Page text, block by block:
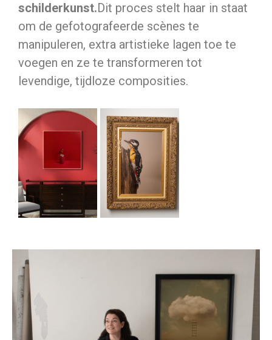
schilderkunst.Dit proces stelt haar in staat
om de gefotografeerde scènes te
manipuleren, extra artistieke lagen toe te
voegen en ze te transformeren tot
levendige, tijdloze composities.